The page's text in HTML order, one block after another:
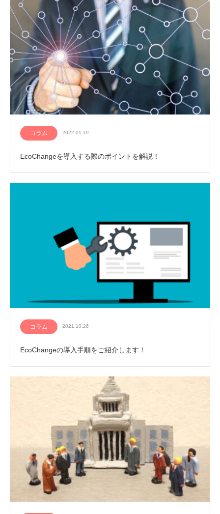
コラム 2022.01.19
EcoChangeを導入する際のポイントを解説！
コラム 2021.10.26
EcoChangeの導入手順をご紹介します！